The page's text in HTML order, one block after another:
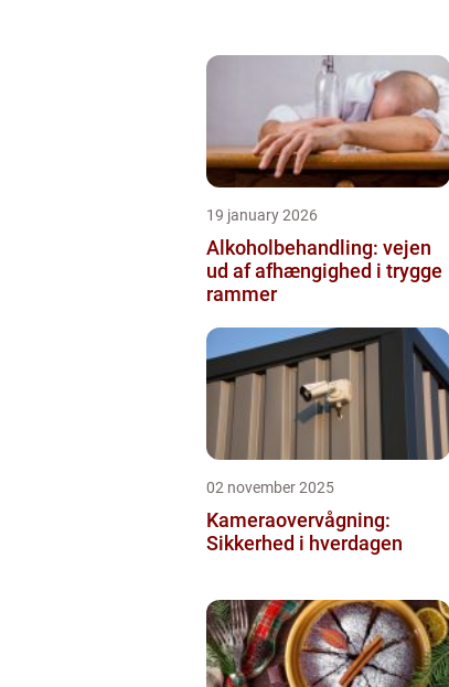
19 january 2026
Alkoholbehandling: vejen
ud af afhængighed i trygge
rammer
02 november 2025
Kameraovervågning:
Sikkerhed i hverdagen